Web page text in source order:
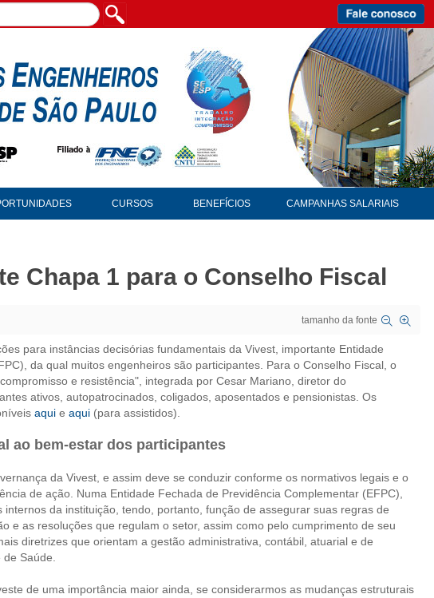
CURSOS BENEFÍCIOS CAMPANHAS SALARIAIS
Chapa 1 para o Conselho Fiscal
tamanho da fonte
para instâncias decisórias fundamentais da Vivest, importante Entidade
da qual muitos engenheiros são participantes. Para o Conselho Fiscal, o
e resistência", integrada por Cesar Mariano, diretor do
ativos, autopatrocinados, coligados, aposentados e pensionistas. Os
aqui e aqui (para assistidos).
ao bem-estar dos participantes
da Vivest, e assim deve se conduzir conforme os normativos legais e o
de ação. Numa Entidade Fechada de Previdência Complementar (EFPC),
da instituição, tendo, portanto, função de assegurar suas regras de
e as resoluções que regulam o setor, assim como pelo cumprimento de seu
diretrizes que orientam a gestão administrativa, contábil, atuarial e de
Saúde.
de uma importância maior ainda, se considerarmos as mudanças estruturais